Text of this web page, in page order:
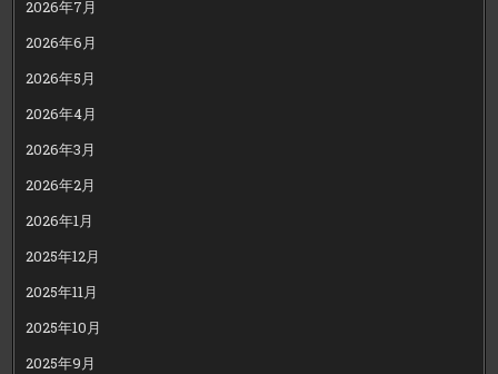
2026年7月
2026年6月
2026年5月
2026年4月
2026年3月
2026年2月
2026年1月
2025年12月
2025年11月
2025年10月
2025年9月